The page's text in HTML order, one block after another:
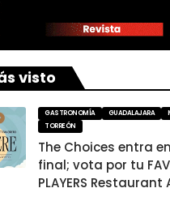
visto
GASTRONOMÍA GUADALAJARA
TORREÓN
The Choices entra
final; vota por tu
PLAYERS